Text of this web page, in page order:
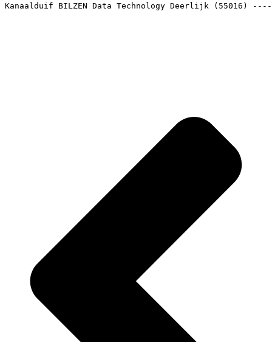
Kanaalduif BILZEN Data Technology Deerlijk (55016)